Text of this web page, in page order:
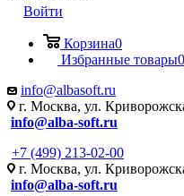
Войти
Корзина0
Избранные товары0
info@albasoft.ru
г. Москва, ул.
info@alba-soft.ru
+7 (499) 213-02-00
г. Москва, ул.
info@alba-soft.ru